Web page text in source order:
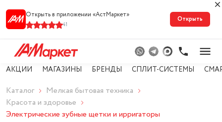
Открыть в приложении «АстМарке‪т‬»
41
Открыть
АКЦИИ МАГАЗИНЫ БРЕНДЫ СПЛИТ-СИСТЕМЫ
Каталог
Мелкая бытовая техника
Красота и здоровье
Электрические зубные щетки и ирригаторы